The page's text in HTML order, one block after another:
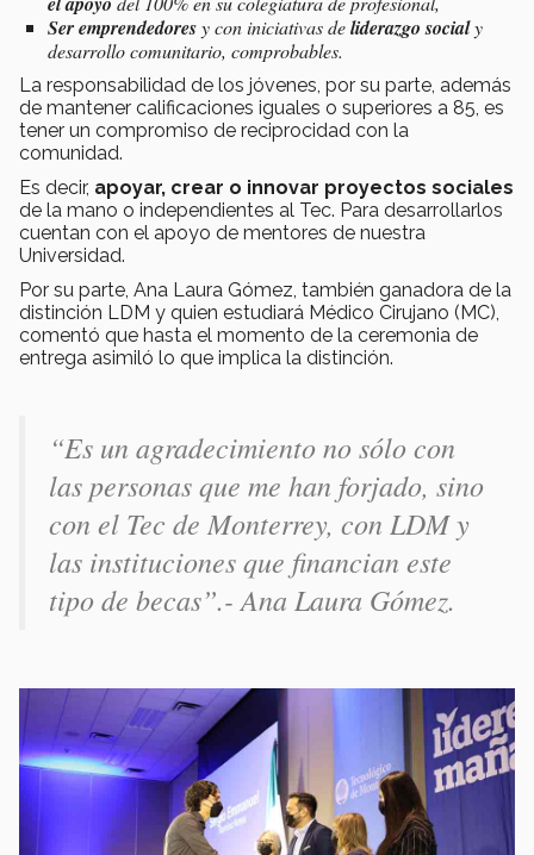
Ser emprendedoresy con iniciativas deliderazgo socialy
desarrollo comunitario, comprobables.
La responsabilidad de los jóvenes, por su parte, además
de mantener calificaciones iguales o superiores a 85, es
tener un compromiso de reciprocidad con la
comunidad.
Es decir, apoyar, crear o innovar proyectos sociales
de la mano o independientes al Tec. Para desarrollarlos
cuentan con el apoyo de mentores de nuestra
Universidad.
Por su parte, Ana Laura Gómez, también ganadora de la
distinción LDM y quien estudiará Médico Cirujano (MC),
comentó que hasta el momento de la ceremonia de
entrega asimiló lo que implica la distinción.
“Es un agradecimiento no sólo con
las personas que me han forjado, sino
con el Tec de Monterrey, con LDM y
las instituciones que financian este
tipo de becas”.- Ana Laura Gómez.